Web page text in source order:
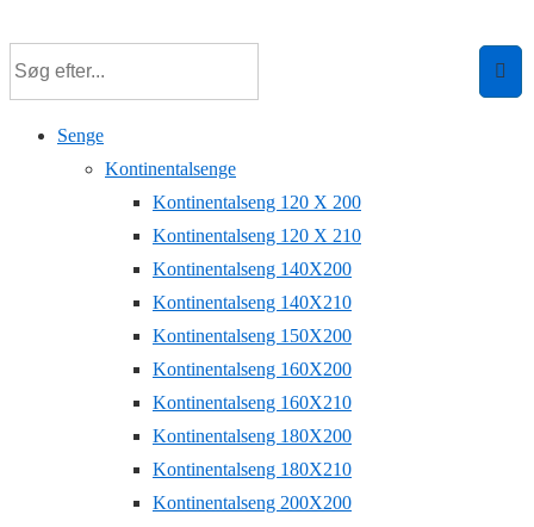
hovedindhold
Senge
Kontinentalsenge
Kontinentalseng 120 X 200
Kontinentalseng 120 X 210
Kontinentalseng 140X200
Kontinentalseng 140X210
Kontinentalseng 150X200
Kontinentalseng 160X200
Kontinentalseng 160X210
Kontinentalseng 180X200
Kontinentalseng 180X210
Kontinentalseng 200X200